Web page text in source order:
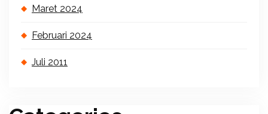
Maret 2024
Februari 2024
Juli 2011